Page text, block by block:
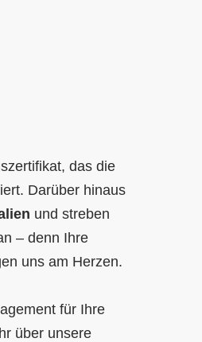
das die
Darüber hinaus
und streben
– denn Ihre
uns am Herzen.
für Ihre
über unsere